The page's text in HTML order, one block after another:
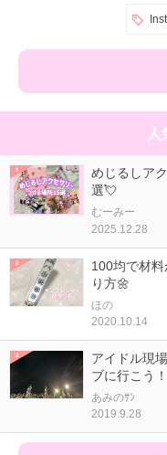
めじるしア
選💘
むーみー
2025.12.28
100均で材
り方🌼
ほの
2020.10.14
アイドル現
ブに行こう
あみのｻﾝ
2019.9.28